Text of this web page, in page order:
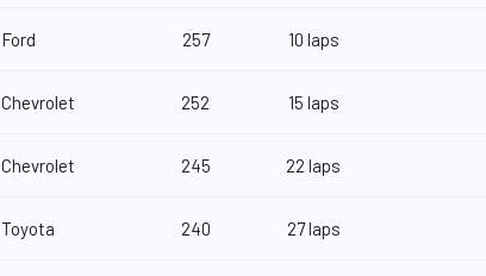
Ford 257 10 laps
Chevrolet 252 15 laps
Chevrolet 245 22 laps
Toyota 240 27 laps